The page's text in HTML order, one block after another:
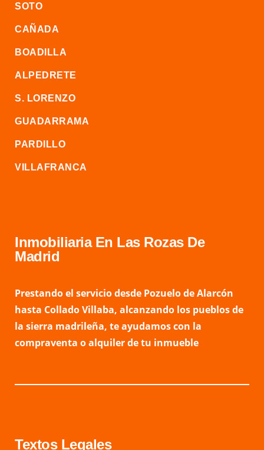
SOTO
CAÑADA
BOADILLA
ALPEDRETE
S. LORENZO
GUADARRAMA
PARDILLO
VILLAFRANCA
Inmobiliaria En Las Rozas De
Madrid
Prestando el servicio desde Pozuelo de Alarcón
hasta Collado Villaba, alcanzando los pueblos de
la sierra madrileña, te ayudamos con la
compraventa o alquiler de tu inmueble
Textos Legales